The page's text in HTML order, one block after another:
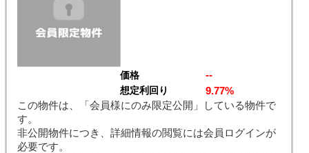
価格 --
想定利回り
9.77%
この物件は、「会員様にのみ限定公開」している物件で
す。
非公開物件につき、詳細情報の閲覧には会員ログインが
必要です。